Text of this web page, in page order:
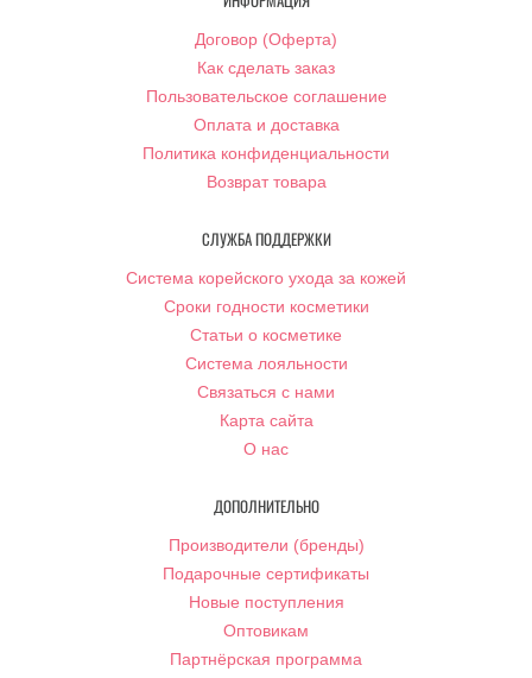
Договор (Оферта)
Как сделать заказ
Пользовательское соглашение
Оплата и доставка
Политика конфиденциальности
Возврат товара
СЛУЖБА ПОДДЕРЖКИ
Система корейского ухода за кожей
Сроки годности косметики
Статьи о косметике
Система лояльности
Связаться с нами
Карта сайта
О нас
ДОПОЛНИТЕЛЬНО
Производители (бренды)
Подарочные сертификаты
Новые поступления
Оптовикам
Партнёрская программа